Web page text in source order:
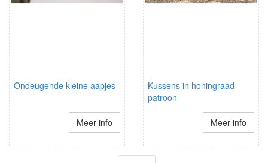
Ondeugende kleine aapjes
Meer info
Kussens in honingraad
patroon
Meer info